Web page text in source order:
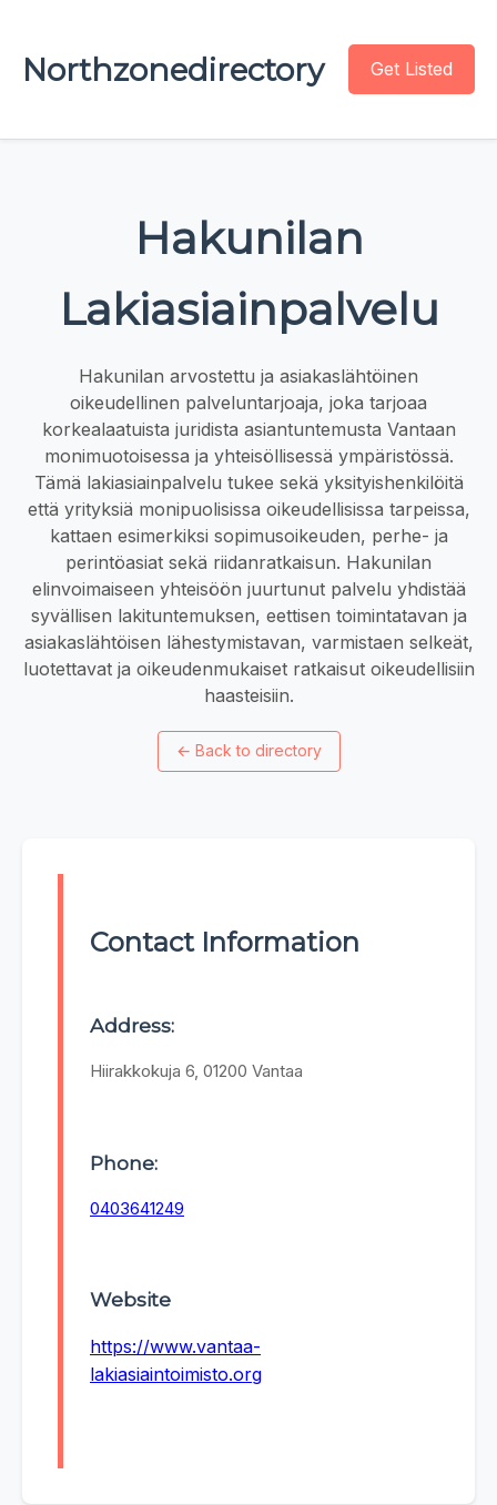
Northzonedirectory Get Listed
Hakunilan
Lakiasiainpalvelu
Hakunilan arvostettu ja asiakaslähtöinen
oikeudellinen palveluntarjoaja, joka tarjoaa
korkealaatuista juridista asiantuntemusta Vantaan
monimuotoisessa ja yhteisöllisessä ympäristössä.
Tämä lakiasiainpalvelu tukee sekä yksityishenkilöitä
että yrityksiä monipuolisissa oikeudellisissa tarpeissa,
kattaen esimerkiksi sopimusoikeuden, perhe- ja
perintöasiat sekä riidanratkaisun. Hakunilan
elinvoimaiseen yhteisöön juurtunut palvelu yhdistää
syvällisen lakituntemuksen, eettisen toimintatavan ja
asiakaslähtöisen lähestymistavan, varmistaen selkeät,
luotettavat ja oikeudenmukaiset ratkaisut oikeudellisiin
haasteisiin.
← Back to directory
Contact Information
Address:
Hiirakkokuja 6, 01200 Vantaa
Phone:
0403641249
Website
https://www.vantaa-
lakiasiaintoimisto.org